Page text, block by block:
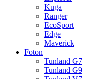
Kuga
Ranger
EcoSport
Edge
Maverick
Foton
Tunland G7
Tunland G9